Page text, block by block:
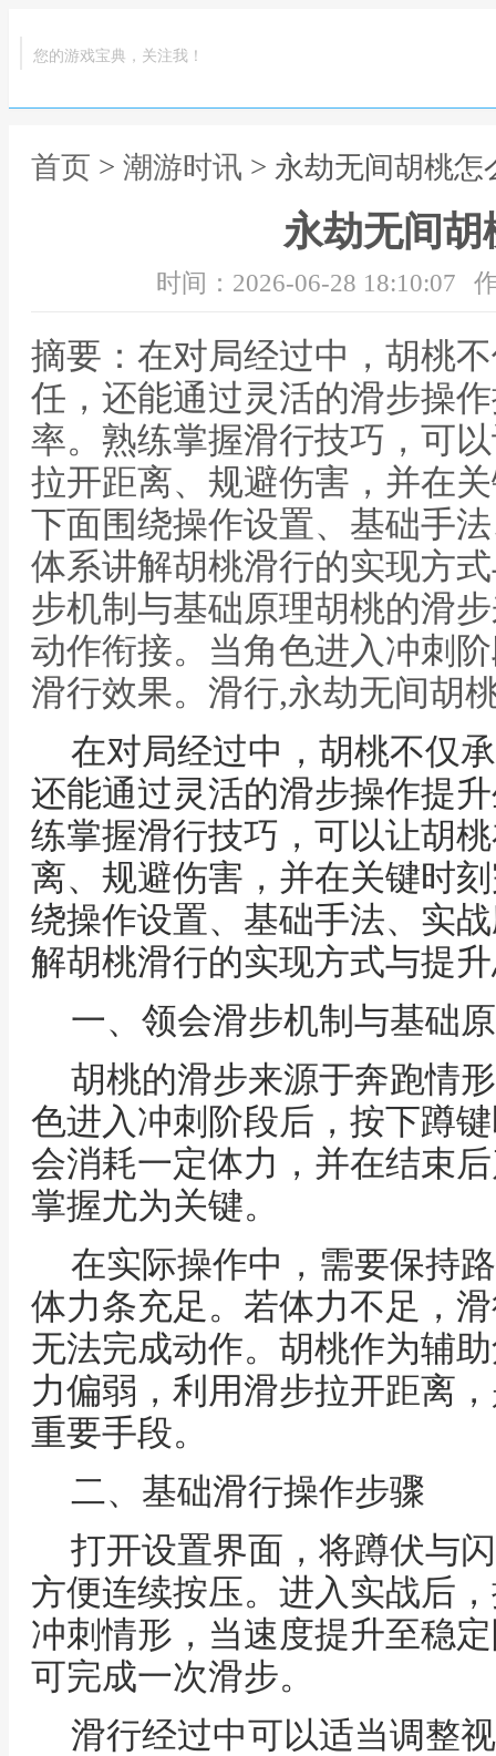
您的游戏宝典，关注我！
首页 > 潮游时讯 > 永劫无间胡桃怎
永劫无间胡
时间：2026-06-28 18:10:07
摘要：在对局经过中，胡桃
任，还能通过灵活的滑步操
率。熟练掌握滑行技巧，可
拉开距离、规避伤害，并在
下面围绕操作设置、基础手
体系讲解胡桃滑行的实现方
步机制与基础原理胡桃的滑
动作衔接。当角色进入冲刺
滑行效果。滑行,永劫无间胡
在对局经过中，胡桃不仅
还能通过灵活的滑步操作提
练掌握滑行技巧，可以让胡
离、规避伤害，并在关键时
绕操作设置、基础手法、实
解胡桃滑行的实现方式与提
一、领会滑步机制与基础
胡桃的滑步来源于奔跑情
色进入冲刺阶段后，按下蹲
会消耗一定体力，并在结束
掌握尤为关键。
在实际操作中，需要保持
体力条充足。若体力不足，
无法完成动作。胡桃作为辅
力偏弱，利用滑步拉开距离
重要手段。
二、基础滑行操作步骤
打开设置界面，将蹲伏与
方便连续按压。进入实战后
冲刺情形，当速度提升至稳
可完成一次滑步。
滑行经过中可以适当调整